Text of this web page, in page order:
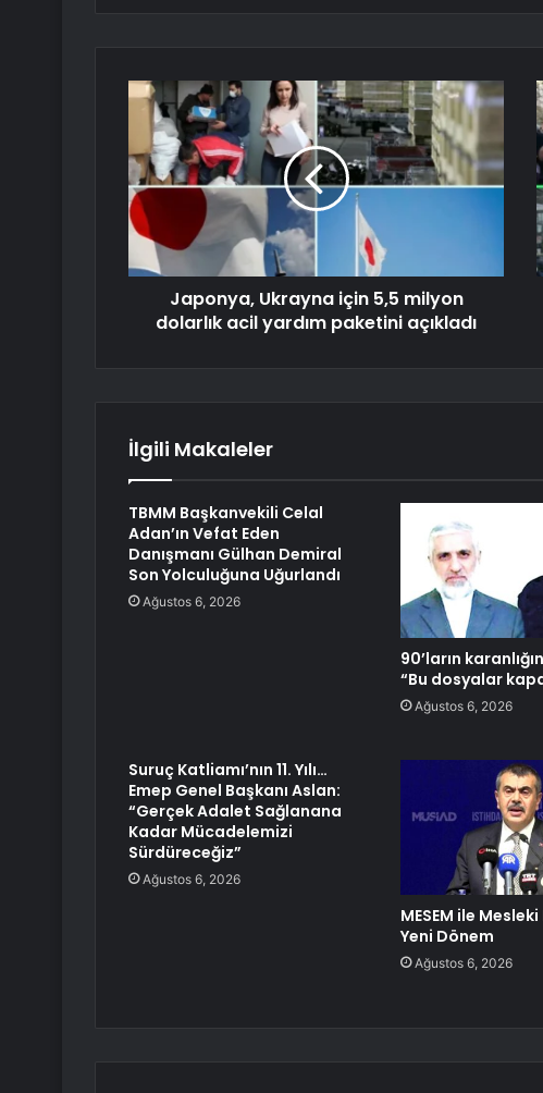
Japonya, Ukrayna için 5,5 milyon
dolarlık acil yardım paketini açıkladı
İlgili Makaleler
TBMM Başkanvekili Celal
Adan’ın Vefat Eden
Danışmanı Gülhan Demiral
Son Yolculuğuna Uğurlandı
Ağustos 6, 2026
90’ların
“Bu dosyalar
Ağustos 6, 2026
Suruç Katliamı’nın 11. Yılı…
Emep Genel Başkanı Aslan:
“Gerçek Adalet Sağlanana
Kadar Mücadelemizi
Sürdüreceğiz”
Ağustos 6, 2026
MESEM ile
Yeni Dönem
Ağustos 6, 2026